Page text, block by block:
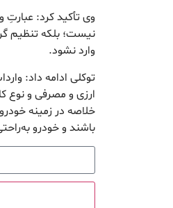
وی تأکید کرد:
نیست؛ بلکه تنظیم
وارد نشود.
توکلی ادامه داد:
ارزی و مصرفی و نوع
خلاصه در زمینه
باشند و خودرو